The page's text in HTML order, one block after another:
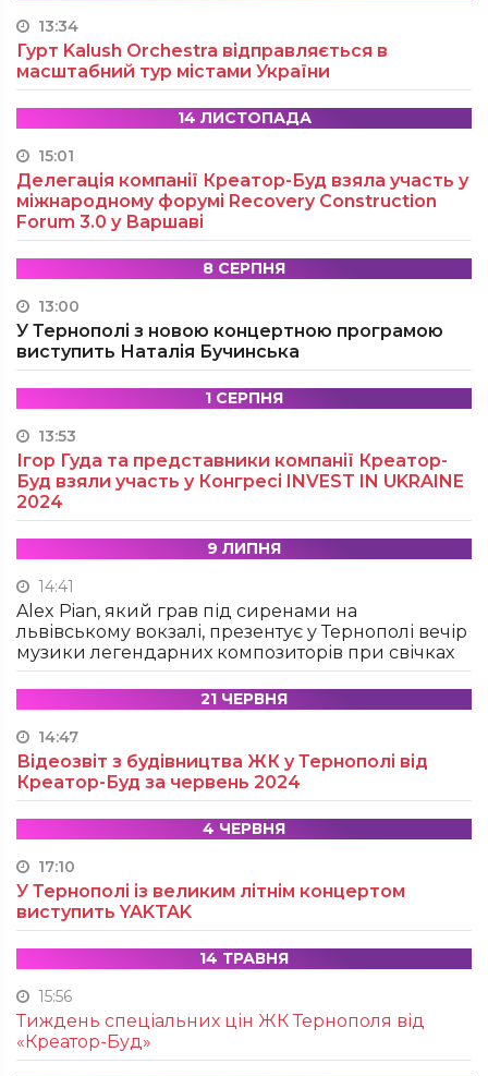
13:34
Гурт Kalush Orchestra відправляється в
масштабний тур містами України
14 ЛИСТОПАДА
15:01
Делегація компанії Креатор-Буд взяла участь у
міжнародному форумі Recovery Construction
Forum 3.0 у Варшаві
8 СЕРПНЯ
13:00
У Тернополі з новою концертною програмою
виступить Наталія Бучинська
1 СЕРПНЯ
13:53
Ігор Гуда та представники компанії Креатор-
Буд взяли участь у Конгресі INVEST IN UKRAINE
2024
9 ЛИПНЯ
14:41
Alex Pian, який грав під сиренами на
львівському вокзалі, презентує у Тернополі вечір
музики легендарних композиторів при свічках
21 ЧЕРВНЯ
14:47
Відеозвіт з будівництва ЖК у Тернополі від
Креатор-Буд за червень 2024
4 ЧЕРВНЯ
17:10
У Тернополі із великим літнім концертом
виступить YAKTAK
14 ТРАВНЯ
15:56
Тиждень спеціальних цін ЖК Тернополя від
«Креатор-Буд»